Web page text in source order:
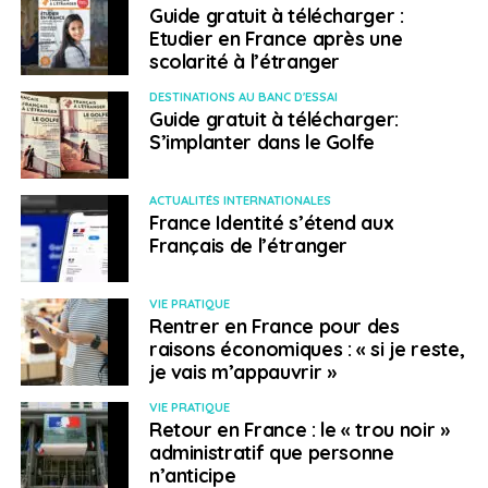
l’école française de Hong Kong durant six ans. Mais
alors qu’ils retournent vivre aux États-Unis, cette fois à
Boston, c’est la désillusion : alors que les deux aînées
intègrent le lycée français de la ville, il n’y a plus de
place pour la benjamine. Celle-ci entre donc dans un
établissement américain. « J’avais des appréhensions,
l’approche scolaire y est complètement différente et
nous ne connaissions que les établissements français,
explique Caroline. Finalement, elle s’y plait beaucoup et
y est très épanouie. Le système américain est plus libre
que le français : les élèves y choisissent leurs cours et
ont l’opportunité de faire beaucoup d’activités extra
scolaires ». Seul véritable sacrifice en faisant ce choix :
l’apprentissage du français.
L’enseignement à
distance
Guide gratuit à télécharger :
Etudier en France après une
scolarité à l’étranger
DESTINATIONS AU BANC D'ESSAI
Guide gratuit à télécharger:
S’implanter dans le Golfe
ACTUALITÉS INTERNATIONALES
France Identité s’étend aux
Français de l’étranger
VIE PRATIQUE
Rentrer en France pour des
raisons économiques : « si je reste,
je vais m’appauvrir »
VIE PRATIQUE
Retour en France : le « trou noir »
administratif que personne
n’anticipe